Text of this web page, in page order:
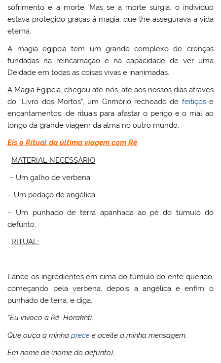
sofrimento e a morte. Mas se a morte surgia, o indivíduo
estava protegido graças á magia, que lhe assegurava a vida
eterna.
A magia egípcia tem um grande complexo de crenças
fundadas na reincarnação e na capacidade de ver uma
Deidade em todas as coisas vivas e inanimadas.
A Magia Egípcia, chegou até nós, até aos nossos dias através
do “Livro dos Mortos”, um Grimório recheado de feitiçose
encantamentos, de rituais para afastar o perigo e o mal ao
longo da grande viagem da alma no outro mundo.
Eis o Ritual da última viagem com Ré
MATERIAL NECESSÁRIO:
– Um galho de verbena;
– Um pedaço de angélica;
– Um punhado de terra apanhada ao pé do túmulo do
defunto.
RITUAL:
Lance os ingredientes em cima do túmulo do ente querido,
começando pela verbena, depois a angélica e enfim o
punhado de terra, e diga:
“Eu invoco a Rê Horakhti,
Que ouça a minhaprece e aceite a minha mensagem,
Em nome de (nome do defunto),